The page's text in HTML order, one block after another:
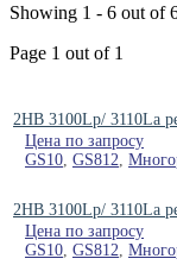
Showing 1 - 6 out of
Page 1 out of 1
2HB 3100Lp/ 3110La
Цена по запросу
GS10 GS812
2HB 3100Lp/ 3110La
Цена по запросу
GS10 GS812